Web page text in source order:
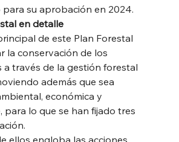
su aprobación en 2024.
en detalle
de este Plan Forestal
la conservación de los
a través de la gestión forestal
además que sea
económica y
para lo que se han fijado tres
ellos engloba las acciones